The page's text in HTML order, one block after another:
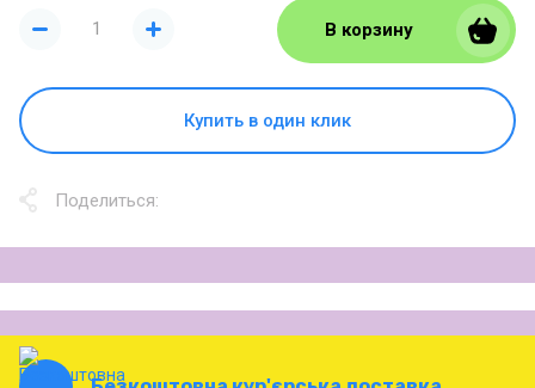
В корзину
Купить в один клик
Поделиться: